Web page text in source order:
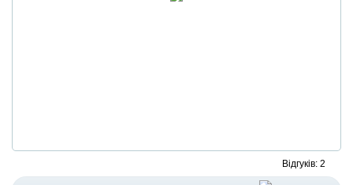
Відгуків: 2